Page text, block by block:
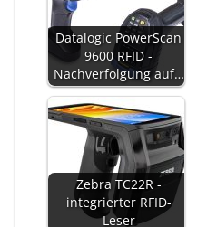
Datalogic PowerScan
9600 RFID -
Nachverfolgung auf…
Zebra TC22R -
integrierter RFID-
Leser